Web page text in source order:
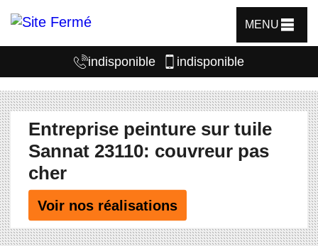
MENU
indisponible indisponible
Entreprise peinture sur tuile
Sannat 23110: couvreur pas
cher
Voir nos réalisations